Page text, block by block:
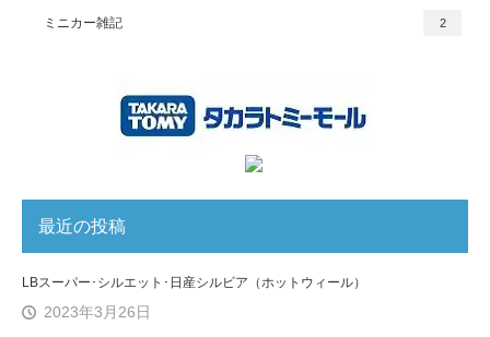
ミニカー雑記 2
最近の投稿
LBスーパー･シルエット･日産シルビア（ホットウィール）
2023年3月26日